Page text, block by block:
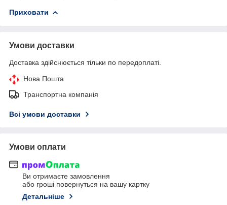
Приховати
Умови доставки
Доставка здійснюється тільки по передоплаті.
Нова Пошта
Транспортна компанія
Всі умови доставки
Умови оплати
Ви отримаєте замовлення
або гроші повернуться на вашу картку
Детальніше